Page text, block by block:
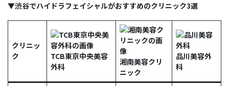
▼渋谷でハイドラフェイシャルがおすすめのクリニック3選
クリニッ
ク
TCB東京中央美容
外科
湘南美容クリ
ニック
品川美容外
科